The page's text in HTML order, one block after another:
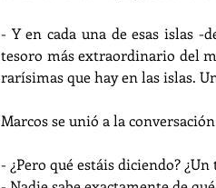
- Y en cada una de esas islas -
tesoro más extraordinario del
rarísimas que hay en las islas.
Marcos se unió a la
- ¿Pero qué estáis diciendo?